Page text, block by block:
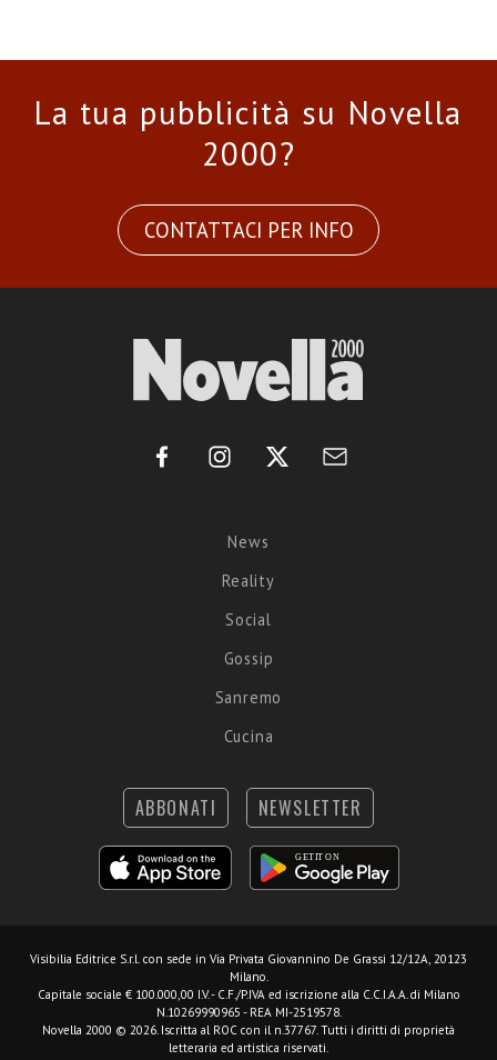
La tua pubblicità su Novella
2000?
CONTATTACI PER INFO
News
Reality
Social
Gossip
Sanremo
Cucina
ABBONATI NEWSLETTER
Visibilia Editrice S.r.l. con sede in Via Privata Giovannino De Grassi 12/12A, 20123
Milano.
Capitale sociale € 100.000,00 I.V. - C.F./P.IVA ed iscrizione alla C.C.I.A.A. di Milano
N.10269990965 - REA MI-2519578.
Novella 2000 © 2026. Iscritta al ROC con il n.37767. Tutti i diritti di proprietà
letteraria ed artistica riservati.